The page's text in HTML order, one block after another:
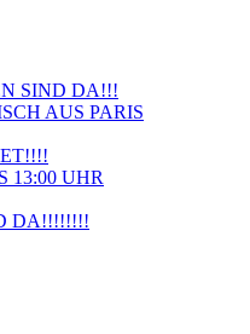
SIND DA!!!
AUS PARIS
13:00 UHR
DA!!!!!!!!